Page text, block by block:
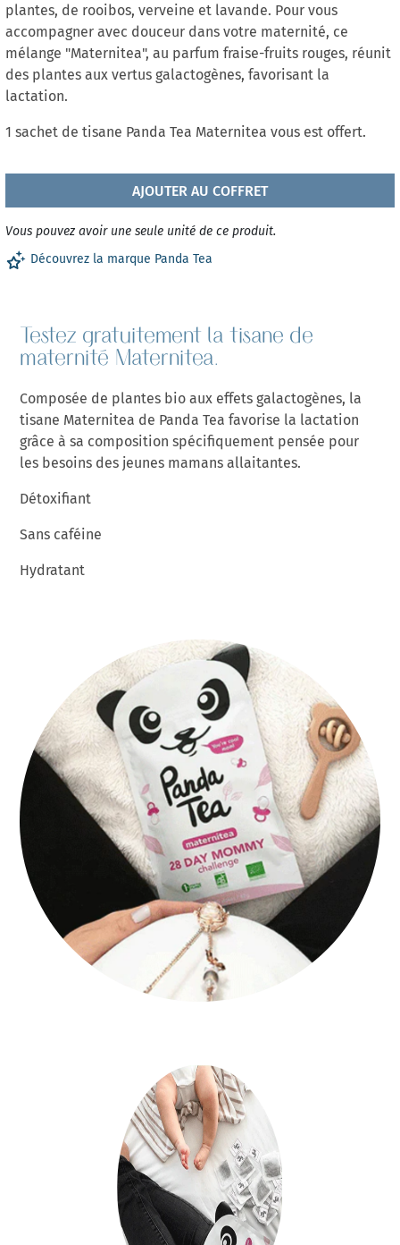
plantes, de rooibos, verveine et lavande. Pour vous
accompagner avec douceur dans votre maternité, ce
mélange "Maternitea", au parfum fraise-fruits rouges, réunit
des plantes aux vertus galactogènes, favorisant la
lactation.
1 sachet de tisane Panda Tea Maternitea vous est offert.
AJOUTER AU COFFRET
Vous pouvez avoir une seule unité de ce produit.
Découvrez la marque Panda Tea
Testez gratuitement la tisane de
maternité Maternitea.
Composée de plantes bio aux effets galactogènes, la
tisane Maternitea de Panda Tea favorise la lactation
grâce à sa composition spécifiquement pensée pour
les besoins des jeunes mamans allaitantes.
Détoxifiant
Sans caféine
Hydratant